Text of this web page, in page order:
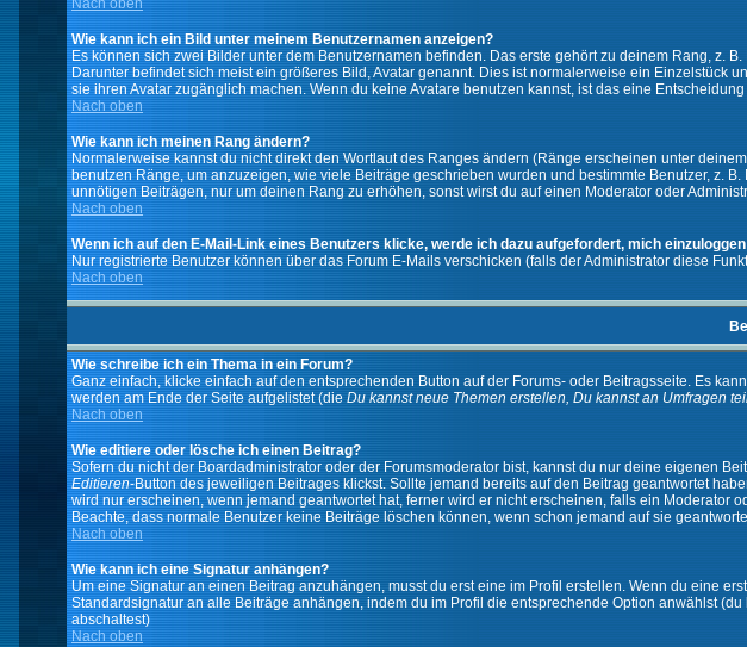
Nach oben
Wie kann ich ein Bild unter meinem Benutzernamen anzeigen?
Es können sich zwei Bilder unter dem Benutzernamen befinden. Das erste gehört zu deinem Rang, z.
Darunter befindet sich meist ein größeres Bild, Avatar genannt. Dies ist normalerweise ein Einzelstück
sie ihren Avatar zugänglich machen. Wenn du keine Avatare benutzen kannst, ist das eine
Nach oben
Wie kann ich meinen Rang ändern?
Normalerweise kannst du nicht direkt den Wortlaut des Ranges ändern (Ränge erscheinen unter
benutzen Ränge, um anzuzeigen, wie viele Beiträge geschrieben wurden und bestimmte Benutzer, z.
unnötigen Beiträgen, nur um deinen Rang zu erhöhen, sonst wirst du auf einen Moderator oder
Nach oben
Wenn ich auf den E-Mail-Link eines Benutzers klicke, werde ich dazu aufgefordert, mich
Nur registrierte Benutzer können über das Forum E-Mails verschicken (falls der Administrator diese
Nach oben
Wie schreibe ich ein Thema in ein Forum?
Ganz einfach, klicke einfach auf den entsprechenden Button auf der Forums- oder Beitragsseite. Es
werden am Ende der Seite aufgelistet (die Du kannst neue Themen erstellen, Du kannst an Umfragen
Nach oben
Wie editiere oder lösche ich einen Beitrag?
Sofern du nicht der Boardadministrator oder der Forumsmoderator bist, kannst du nur deine eigenen
Editieren-Button des jeweiligen Beitrages klickst. Sollte jemand bereits auf den Beitrag geantwortet
wird nur erscheinen, wenn jemand geantwortet hat, ferner wird er nicht erscheinen, falls ein
Beachte, dass normale Benutzer keine Beiträge löschen können, wenn schon jemand auf sie
Nach oben
Wie kann ich eine Signatur anhängen?
Um eine Signatur an einen Beitrag anzuhängen, musst du erst eine im Profil erstellen. Wenn du eine
Standardsignatur an alle Beiträge anhängen, indem du im Profil die entsprechende Option anwählst
abschaltest)
Nach oben